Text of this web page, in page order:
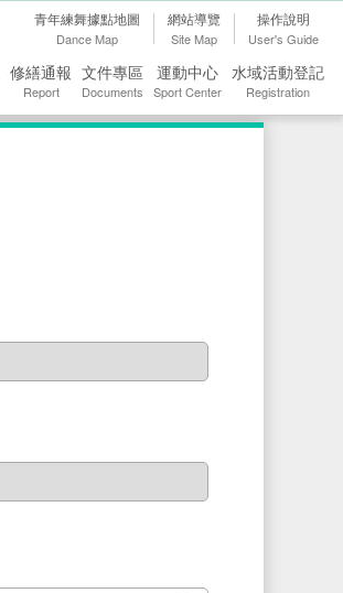
青年練舞據點地圖
Dance Map
網站導覽
Site Map
操作說明
User's Guide
修繕通報
Report
文件專區
Documents
運動中心
Sport Center
水域活動登記
Registration